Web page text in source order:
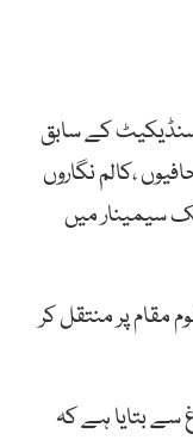
کے سابق
،کالم نگاروں
سیمینار میں
مقام پر منتقل کر
سے بتایا ہے کہ